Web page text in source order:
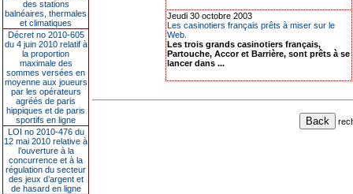
des stations
balnéaires, thermales
et climatiques
Décret no 2010-605
du 4 juin 2010 relatif à
la proportion
maximale des
sommes versées en
moyenne aux joueurs
par les opérateurs
agréés de paris
hippiques et de paris
sportifs en ligne
LOI no 2010-476 du
12 mai 2010 relative à
l’ouverture à la
concurrence et à la
régulation du secteur
des jeux d’argent et
de hasard en ligne
Jeudi 30 octobre 2003
Les casinotiers français prêts à miser sur le
Web.
Les trois grands casinotiers français,
Partouche, Accor et Barrière, sont prêts à se
lancer dans ...